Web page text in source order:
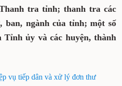
tra tỉnh; thanh tra các
ban, ngành của tỉnh; một số
Tỉnh ủy và các huyện, thành
vụ tiếp dân và xử lý đơn thư